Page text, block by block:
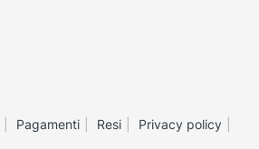
Pagamenti Resi
Privacy policy